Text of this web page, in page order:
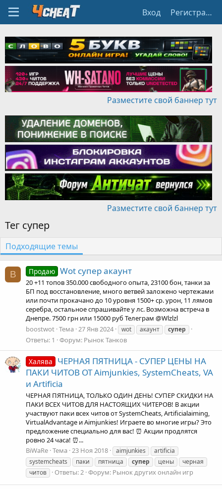
Вход Регистрация
Разместите свой баннер тут
Разместите свой баннер тут
Тег супер
Подходящие темы
B Продаю Wot супер акаунт
20 +11 топов 350.000 свободного опыта, 23100 бон, танки за
БП под восстановление, много ветвей заложено чертежами
или почти прокачано до 10 уровня 1500+ ср. урон, 11 лямов
серебра, остальное спрашивайте у лс. Возможна встреча в
Днепре. 7500 грн или 15000 руб Телеграм @Wlzlzl
boostwot Тема 27 Янв 2024 wot акаунт супер
Ответы: 1 Форум: Рынок Танков
Халява
ЧЕРНАЯ ПЯТНИЦА - СУПЕР ЦЕНЫ НА
ПАКИ ЧИТОВ ОТ Aimjunkies, SystemCheats, VA
и Artificia
ЧЕРНАЯ ПЯТНИЦА, ТОЛЬКО ОДИН ДЕНЬ! СУПЕР СКИДКИ НА
ПАКИ ВСЕХ ЧИТОВ ДЛЯ НАСТОЯЩИХ ЧИТЕРОВ! В акции
участвуют паки всех читов от SystemCheats, Artificialaiming,
VirtualAdvantage и Aimjunkies! Играете во многие игры? Это
предложение специально для вас! ⏰ Акции продлятся
ровно 24 часа! ⏰...
BiWaRe Тема 23 Ноя 2018 aimjunkies
artificia
systemcheats
паки пятница супер цены
черная
читов
Ответы: 2 Форум: Рынок других онлайн игр